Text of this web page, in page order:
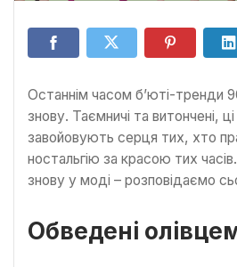
Останнім часом б’юті-тренди
знову. Таємничі та витончені,
завойовують серця тих, хто
ностальгію за красою тих
знову у моді – розповідаємо
Обведені